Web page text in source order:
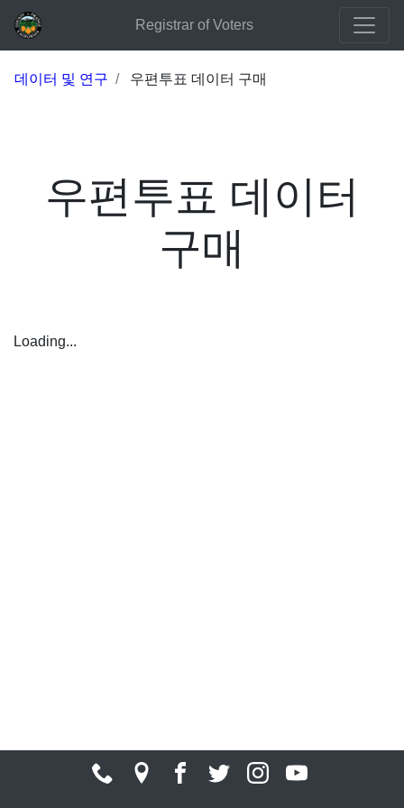
Registrar of Voters
데이터 및 연구 우편투표 데이터 구매
우편투표 데이터
구매
Loading...